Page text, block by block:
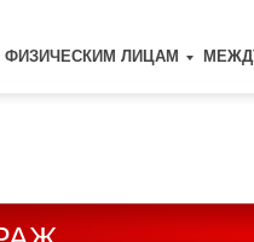
ФИЗИЧЕСКИМ ЛИЦАМ